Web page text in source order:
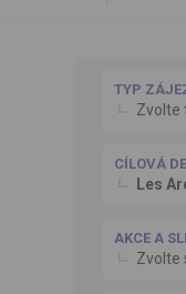
TYP
Zvolte
CÍLOVÁ
Les Arcs/La
AKCE A
Zvolte